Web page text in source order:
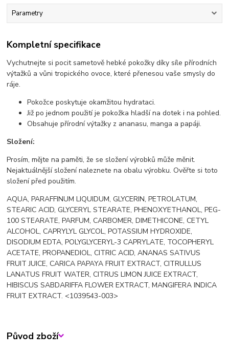
Parametry
Kompletní specifikace
Vychutnejte si pocit sametově hebké pokožky díky síle přírodních
výtažků a vůni tropického ovoce, které přenesou vaše smysly do
ráje.
Pokožce poskytuje okamžitou hydrataci.
Již po jednom použití je pokožka hladší na dotek i na pohled.
Obsahuje přírodní výtažky z ananasu, manga a papáji.
Složení:
Prosím, mějte na paměti, že se složení výrobků může měnit.
Nejaktuálnější složení naleznete na obalu výrobku. Ověřte si toto
složení před použitím.
AQUA, PARAFFINUM LIQUIDUM, GLYCERIN, PETROLATUM,
STEARIC ACID, GLYCERYL STEARATE, PHENOXYETHANOL, PEG-
100 STEARATE, PARFUM, CARBOMER, DIMETHICONE, CETYL
ALCOHOL, CAPRYLYL GLYCOL, POTASSIUM HYDROXIDE,
DISODIUM EDTA, POLYGLYCERYL-3 CAPRYLATE, TOCOPHERYL
ACETATE, PROPANEDIOL, CITRIC ACID, ANANAS SATIVUS
FRUIT JUICE, CARICA PAPAYA FRUIT EXTRACT, CITRULLUS
LANATUS FRUIT WATER, CITRUS LIMON JUICE EXTRACT,
HIBISCUS SABDARIFFA FLOWER EXTRACT, MANGIFERA INDICA
FRUIT EXTRACT. <1039543-003>
Původ zboží